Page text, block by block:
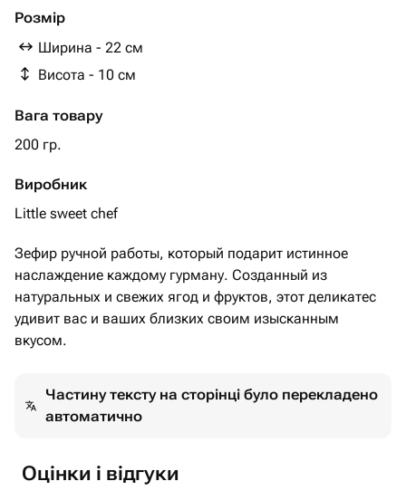
Розмір
Ширина - 22 см
Висота - 10 см
Вага товару
200 гр.
Виробник
Little sweet chef
Зефир ручной работы, который подарит истинное
наслаждение каждому гурману. Созданный из
натуральных и свежих ягод и фруктов, этот деликатес
удивит вас и ваших близких своим изысканным
вкусом.
Частину тексту на сторінці було перекладено
автоматично
Оцінки і відгуки